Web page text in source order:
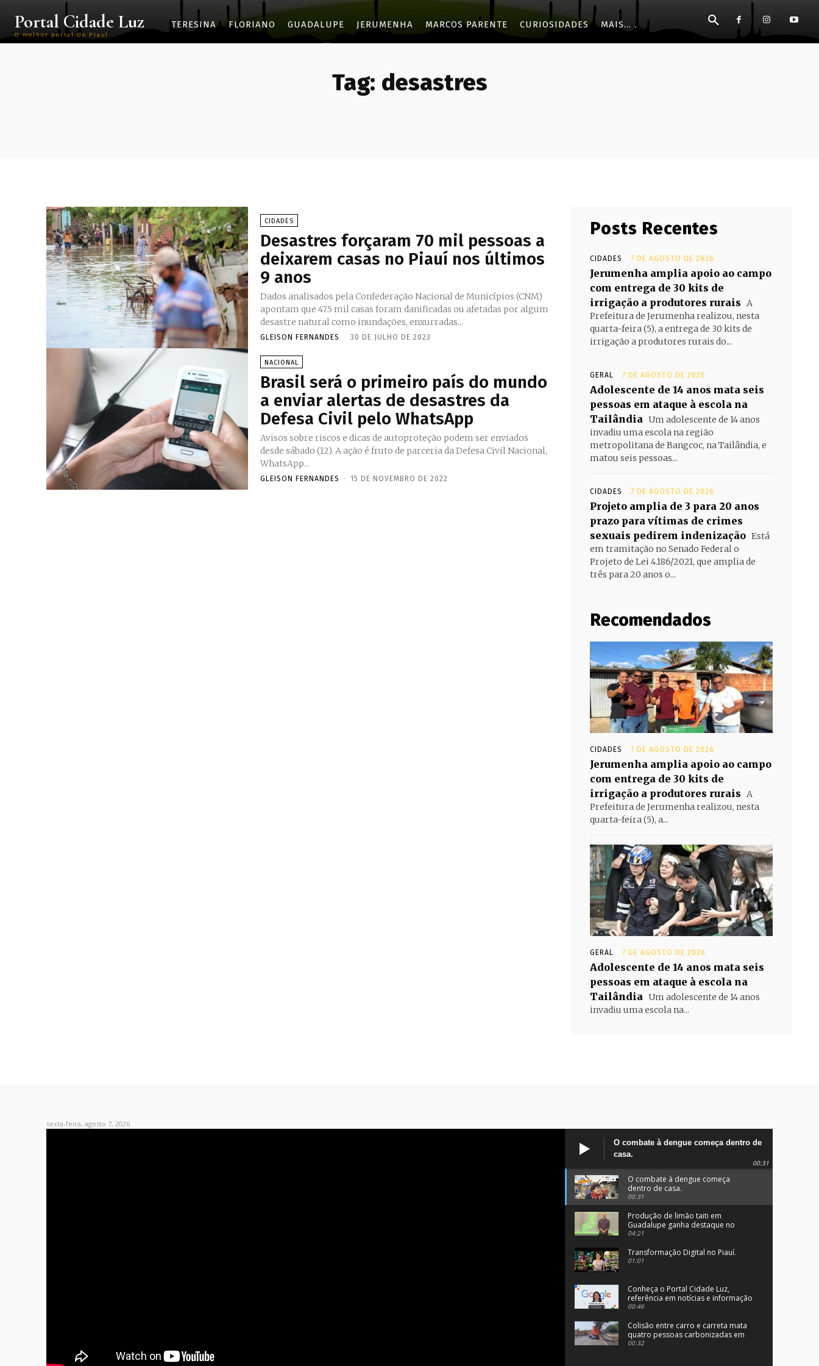
Portal Cidade Luz
O melhor portal do Piauí
TERESINA FLORIANO GUADALUPE JERUMENHA MARCOS PARENTE CURIOSIDADES MAIS...
Tag: desastres
CIDADES
Desastres forçaram 70 mil pessoas a
deixarem casas no Piauí nos últimos
9 anos
Dados analisados pela Confederação Nacional de Municípios (CNM)
apontam que 47.5 mil casas foram danificadas ou afetadas por algum
desastre natural como inundações, enxurradas...
GLEISON FERNANDES - 30 DE JULHO DE 2023
NACIONAL
Brasil será o primeiro país do mundo
a enviar alertas de desastres da
Defesa Civil pelo WhatsApp
Avisos sobre riscos e dicas de autoproteção podem ser enviados
desde sábado (12). A ação é fruto de parceria da Defesa Civil Nacional,
WhatsApp...
GLEISON FERNANDES - 15 DE NOVEMBRO DE 2022
Posts Recentes
CIDADES 7 DE AGOSTO DE 2026
Jerumenha amplia apoio ao campo
com entrega de 30 kits de
irrigação a produtores rurais A
Prefeitura de Jerumenha realizou, nesta
quarta-feira (5), a entrega de 30 kits de
irrigação a produtores rurais do...
GERAL 7 DE AGOSTO DE 2026
Adolescente de 14 anos mata seis
pessoas em ataque à escola na
Tailândia Um adolescente de 14 anos
invadiu uma escola na região
metropolitana de Bangcoc, na Tailândia, e
matou seis pessoas...
CIDADES 7 DE AGOSTO DE 2026
Projeto amplia de 3 para 20 anos
prazo para vítimas de crimes
sexuais pedirem indenização Está
em tramitação no Senado Federal o
Projeto de Lei 4.186/2021, que amplia de
três para 20 anos o...
Recomendados
CIDADES 7 DE AGOSTO DE 2026
Jerumenha amplia apoio ao campo
com entrega de 30 kits de
irrigação a produtores rurais A
Prefeitura de Jerumenha realizou, nesta
quarta-feira (5), a...
GERAL 7 DE AGOSTO DE 2026
Adolescente de 14 anos mata seis
pessoas em ataque à escola na
Tailândia Um adolescente de 14 anos
invadiu uma escola na...
sexta-feira, agosto 7, 2026
O combate à dengue começa dentro de
casa.
00:31
O combate à dengue começa
dentro de casa.
00:31
Produção de limão taiti em
Guadalupe ganha destaque no
programa Clube Rural.
04:21
Transformação Digital no Piauí.
01:01
Conheça o Portal Cidade Luz,
referência em notícias e informação
no Sul do Piauí.
00:46
Colisão entre carro e carreta mata
quatro pessoas carbonizadas em
Angical, no Piauí.
00:32